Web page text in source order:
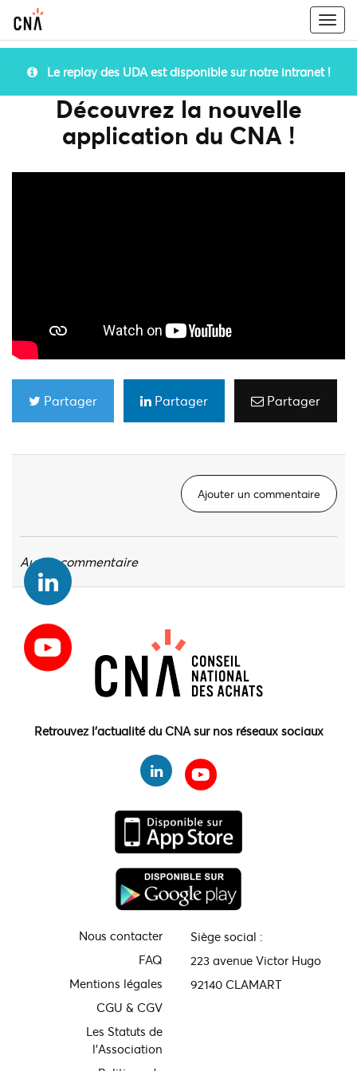
Le replay des UDA est disponible sur notre intranet !
Découvrez la nouvelle
application du CNA !
Partager Partager Partager
Ajouter un commentaire
Aucun commentaire
Retrouvez l'actualité du CNA sur nos réseaux sociaux
Nous contacter
FAQ
Mentions légales
CGU & CGV
Les Statuts de
l'Association
Siège social :
223 avenue Victor Hugo
92140 CLAMART